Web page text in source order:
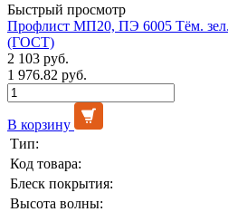
Быстрый просмотр
Профлист МП20, ПЭ 6005 Тём.
(ГОСТ)
2 103 руб.
1 976.82 руб.
В корзину
Тип:
Код товара:
Блеск покрытия:
Высота волны: